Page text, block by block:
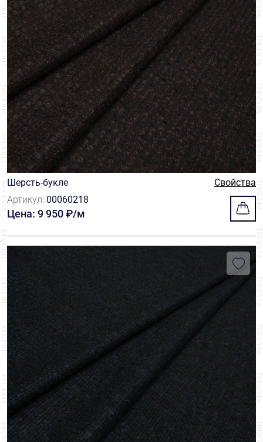
Шерсть-букле
Свойства
Артикул: 00060218
Цена: 9 950 ₽/м